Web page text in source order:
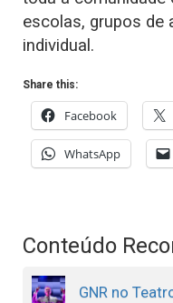
escolas, grupos de
individual.
Share this:
Facebook
WhatsApp
Conteúdo
GNR no